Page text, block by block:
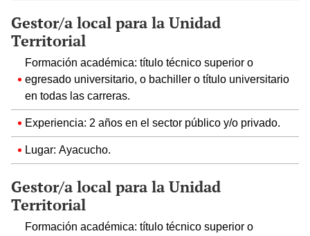
Gestor/a local para la Unidad
Territorial
Formación académica: título técnico superior o
egresado universitario, o bachiller o título universitario
en todas las carreras.
Experiencia: 2 años en el sector público y/o privado.
Lugar: Ayacucho.
Gestor/a local para la Unidad
Territorial
Formación académica: título técnico superior o